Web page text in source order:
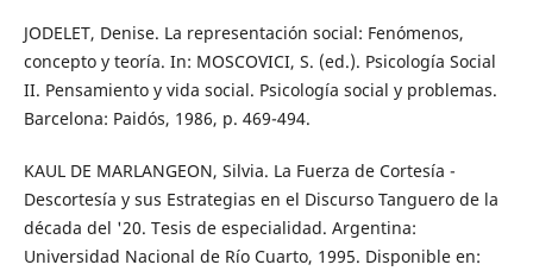
JODELET, Denise. La representación social: Fenómenos,
concepto y teoría. In: MOSCOVICI, S. (ed.). Psicología Social
II. Pensamiento y vida social. Psicología social y problemas.
Barcelona: Paidós, 1986, p. 469-494.
KAUL DE MARLANGEON, Silvia. La Fuerza de Cortesía -
Descortesía y sus Estrategias en el Discurso Tanguero de la
década del '20. Tesis de especialidad. Argentina:
Universidad Nacional de Río Cuarto, 1995. Disponible en: